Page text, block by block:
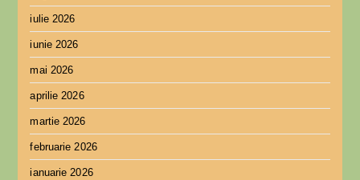
iulie 2026
iunie 2026
mai 2026
aprilie 2026
martie 2026
februarie 2026
ianuarie 2026